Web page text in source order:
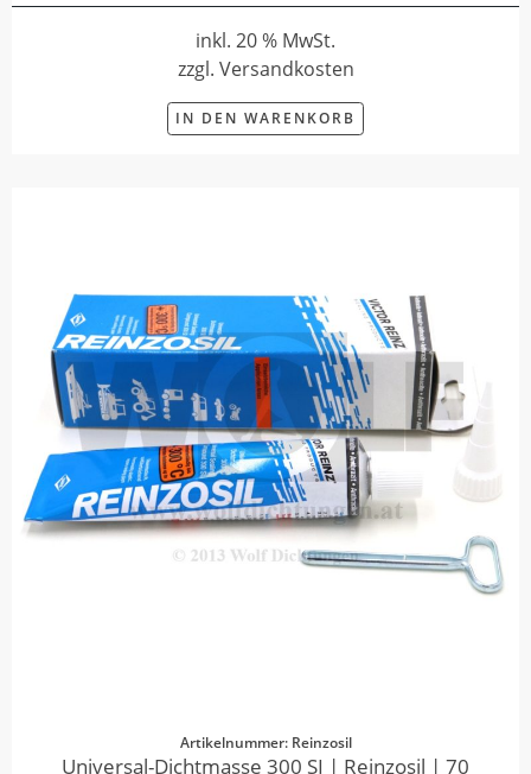
inkl. 20 % MwSt.
zzgl. Versandkosten
IN DEN WARENKORB
Artikelnummer: Reinzosil
Universal-Dichtmasse 300 SI | Reinzosil | 70